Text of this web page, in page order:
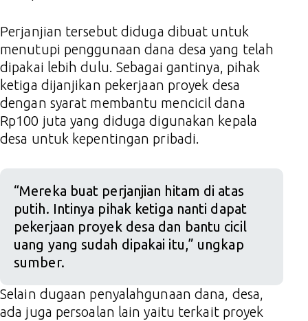
Perjanjian tersebut diduga dibuat untuk
menutupi penggunaan dana desa yang telah
dipakai lebih dulu. Sebagai gantinya, pihak
ketiga dijanjikan pekerjaan proyek desa
dengan syarat membantu mencicil dana
Rp100 juta yang diduga digunakan kepala
desa untuk kepentingan pribadi.
“Mereka buat perjanjian hitam di atas
putih. Intinya pihak ketiga nanti dapat
pekerjaan proyek desa dan bantu cicil
uang yang sudah dipakai itu,” ungkap
sumber.
Selain dugaan penyalahgunaan dana, desa,
ada juga persoalan lain yaitu terkait proyek